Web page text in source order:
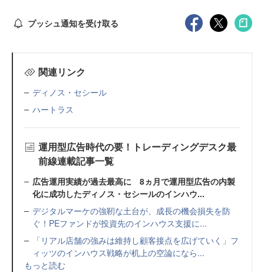
プッシュ通知を受け取る
関連リンク
ディノス・セシール
ハートラス
運用型広告時代の要！トレーディングデスク最
前線連載記事一覧
広告運用実績が過去最高に 8ヵ月で運用型広告の内製
化に成功したディノス・セシールのインハウ...
デジタルマーケの強靭な土台が、成長の機会損失を防
ぐ！PEファンドが投資先のインハウス支援に...
「リアル店舗の強みは維持し顧客接点を広げていく」フ
ィッツのインハウス戦略が机上の空論になら...
もっと読む